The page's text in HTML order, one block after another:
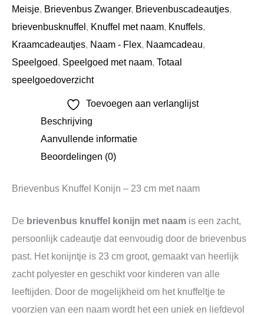
Meisje, Brievenbus Zwanger, Brievenbuscadeautjes,
brievenbusknuffel, Knuffel met naam, Knuffels,
Kraamcadeautjes, Naam - Flex, Naamcadeau,
Speelgoed, Speelgoed met naam, Totaal
speelgoedoverzicht
Toevoegen aan verlanglijst
Beschrijving
Aanvullende informatie
Beoordelingen (0)
Brievenbus Knuffel Konijn – 23 cm met naam
De brievenbus knuffel konijn met naam is een zacht,
persoonlijk cadeautje dat eenvoudig door de brievenbus
past. Het konijntje is 23 cm groot, gemaakt van heerlijk
zacht polyester en geschikt voor kinderen van alle
leeftijden. Door de mogelijkheid om het knuffeltje te
voorzien van een naam wordt het een uniek en liefdevol